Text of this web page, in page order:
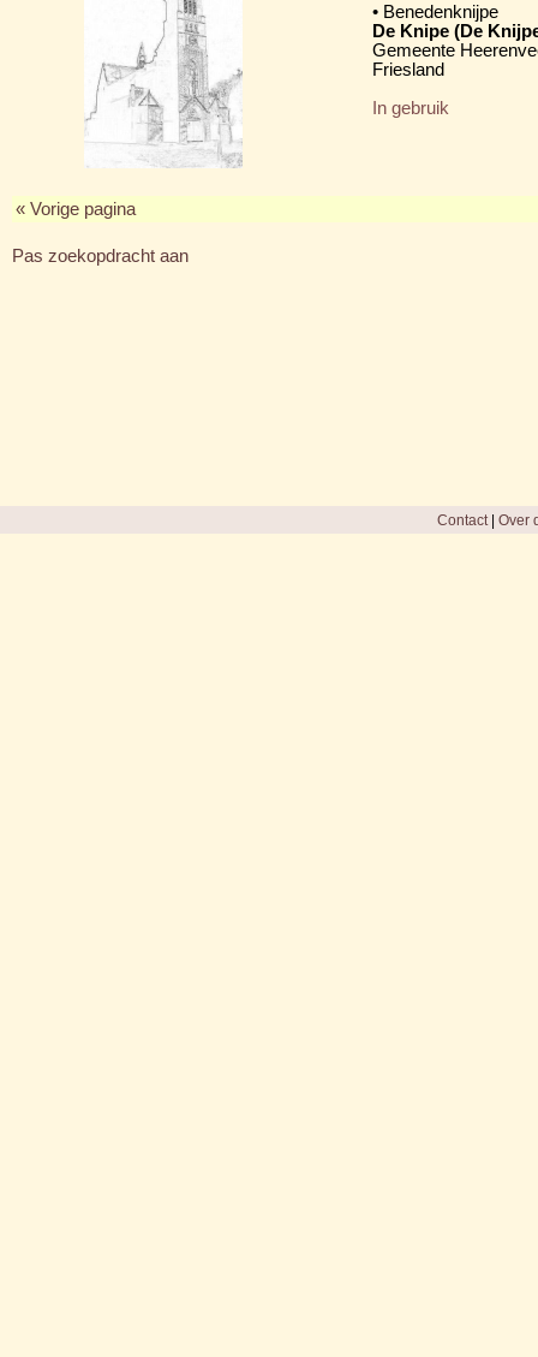
• Benedenknijpe
De Knipe (De
Gemeente
Friesland
In gebruik
« Vorige pagina
Pas zoekopdracht aan
Contact| Over